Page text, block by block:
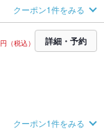
クーポン1件をみる
円（税込） 詳細・予約
クーポン1件をみる